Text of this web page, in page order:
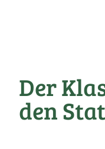
Der
den